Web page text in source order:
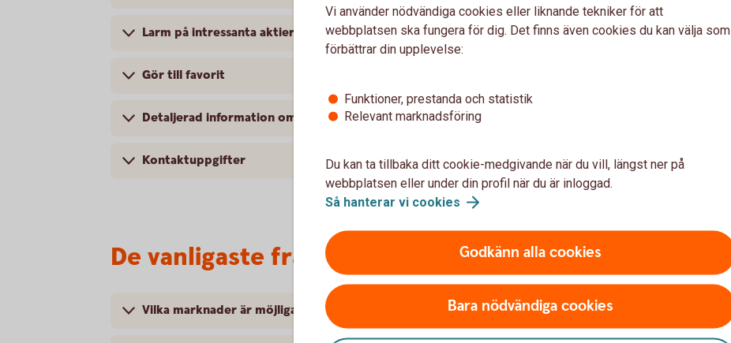
Larm på intressanta aktier
Gör till favorit
Detaljerad information om din aktie
Kontaktuppgifter
De vanligaste frågorna
Vilka marknader är möjliga att handla på?
Vi använder nödvändiga cookies eller liknande tekniker för att
webbplatsen ska fungera för dig. Det finns även cookies du kan välja som
förbättrar din upplevelse:
Funktioner, prestanda och statistik
Relevant marknadsföring
Du kan ta tillbaka ditt cookie-medgivande när du vill, längst ner på
webbplatsen eller under din profil när du är inloggad.
Så hanterar vi cookies
Godkänn alla cookies
Bara nödvändiga cookies